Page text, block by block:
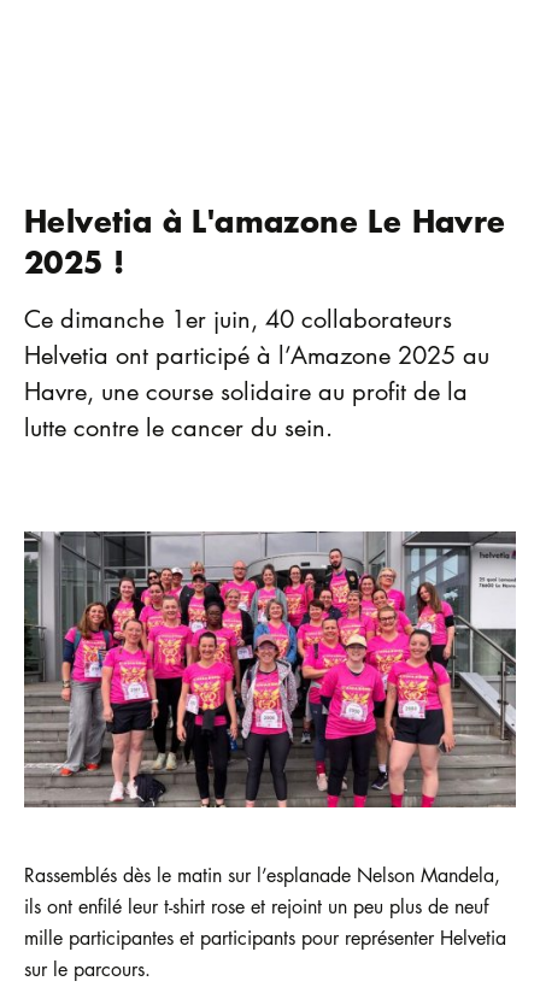
Helvetia à L'amazone Le Havre
2025 !
Ce dimanche 1er juin, 40 collaborateurs
Helvetia ont participé à l’Amazone 2025 au
Havre, une course solidaire au profit de la
lutte contre le cancer du sein.
Rassemblés dès le matin sur l’esplanade Nelson Mandela,
ils ont enfilé leur t-shirt rose et rejoint un peu plus de neuf
mille participantes et participants pour représenter Helvetia
sur le parcours.